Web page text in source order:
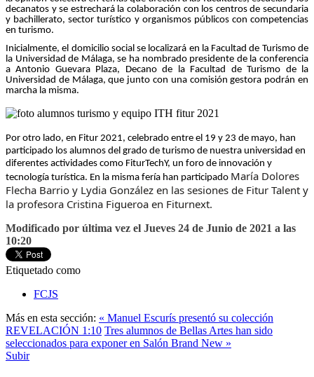
decanatos y se estrechará la colaboración con los centros de secundaria
y bachillerato, sector turístico y organismos públicos con competencias
en turismo.
Inicialmente, el domicilio social se localizará en la Facultad de Turismo de
la Universidad de Málaga, se ha nombrado presidente de la conferencia
a Antonio Guevara Plaza, Decano de la Facultad de Turismo de la
Universidad de Málaga, que junto con una comisión gestora podrán en
marcha la misma.
Por otro lado, en Fitur 2021, celebrado entre el 19 y 23 de mayo, han
participado los alumnos del grado de turismo de nuestra universidad en
diferentes actividades como FiturTechY, un foro de innovación y
tecnología turística. En la misma fería han participado María Dolores
Flecha Barrio y Lydia González en las sesiones de Fitur Talent y
la profesora Cristina Figueroa en Fiturnext.
Modificado por última vez el Jueves 24 de Junio de 2021 a las
10:20
Etiquetado como
FCJS
Más en esta sección: « Manuel Escurís presentó su colección
REVELACIÓN 1:10 Tres alumnos de Bellas Artes han sido
seleccionados para exponer en Salón Brand New »
Subir